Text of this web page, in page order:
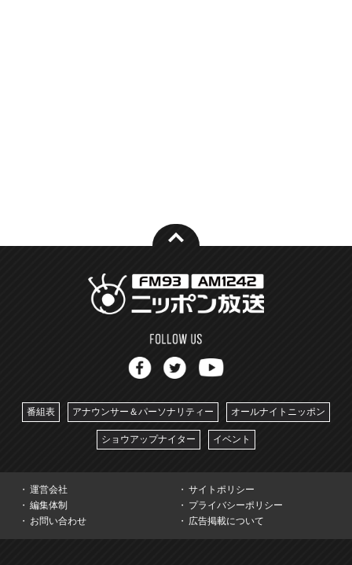
番組表 アナウンサー＆パーソナリティー オールナイトニッポン
ショウアップナイター イベント
運営会社
サイトポリシー
編集体制
プライバシーポリシー
お問い合わせ
広告掲載について